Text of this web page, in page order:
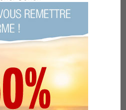
être bien dans sa peau